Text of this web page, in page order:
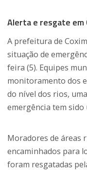
Alerta e resgate em
A prefeitura de
situação de
feira (5). Equipes
monitoramento dos
do nível dos rios,
emergência tem sido
Moradores de áreas
encaminhados para
foram resgatadas